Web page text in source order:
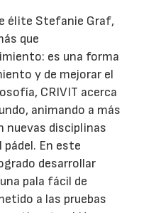
élite Stefanie Graf,
que
es una forma
y de mejorar el
CRIVIT acerca
animando a más
nuevas disciplinas
En este
desarrollar
pala fácil de
a las pruebas